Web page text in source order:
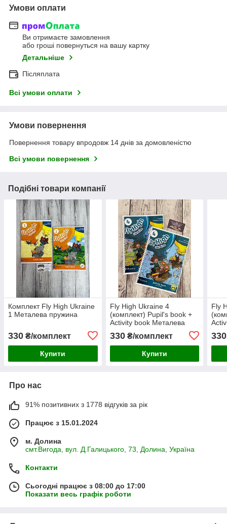
Умови оплати
Ви отримаєте замовлення
або гроші повернуться на вашу картку
Детальніше
Післяплата
Всі умови оплати
Умови повернення
Повернення товару впродовж 14 днів за домовленістю
Всі умови повернення
Подібні товари компанії
Комплект Fly High Ukraine
1 Металева пружина
330 ₴/комплект
Купити
Fly High Ukraine 4
(комплект) Pupil's book +
Activity book Металева
330₴/комплект
Купити
Fly
330
Про нас
91% позитивних з 1778 відгуків за рік
Працює з 15.01.2024
м. Долина
смт.Вигода, вул. Д.Галицького, 73, Долина, Україна
Контакти
Сьогодні працює з 08:00 до 17:00
Показати весь графік роботи